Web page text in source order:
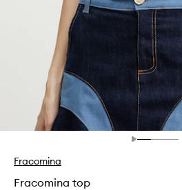
Fracomina
Fracomina top